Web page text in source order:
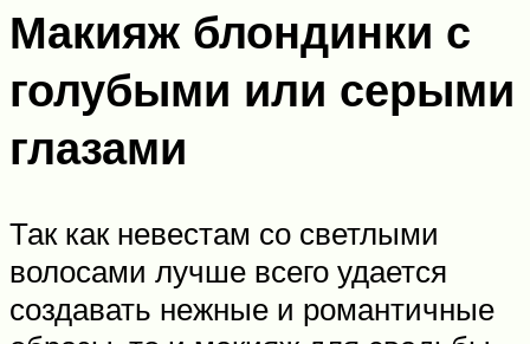
Макияж блондинки с
голубыми или серыми
глазами
Так как невестам со светлыми
волосами лучше всего удается
создавать нежные и романтичные